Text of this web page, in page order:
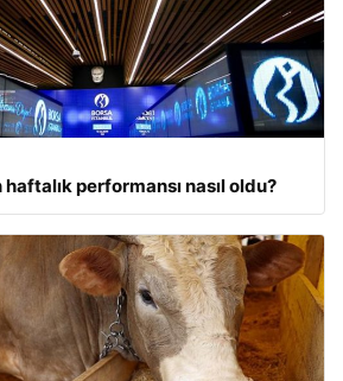
haftalık performansı nasıl oldu?